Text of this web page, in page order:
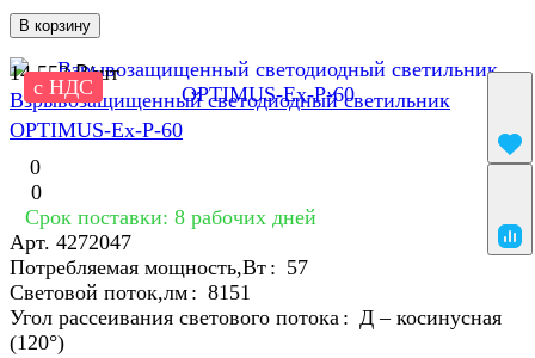
В корзину
с НДС
14 553 ₽/шт
Взрывозащищенный светодиодный светильник
OPTIMUS-Ex-P-60
0
0
Срок поставки: 8 рабочих дней
Арт. 4272047
Потребляемая мощность,Вт : 57
Световой поток,лм : 8151
Угол рассеивания светового потока : Д – косинусная
(120°)